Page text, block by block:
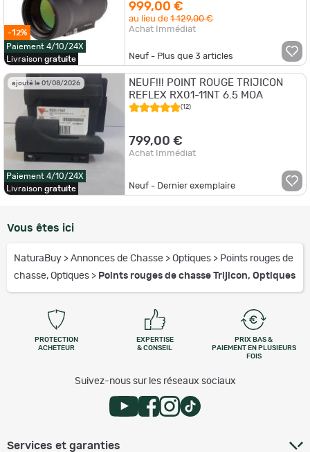
-12%
Paiement 4/10/24X
Livraison gratuite
999,00 €
au lieu de1 129,00 €
Achat Immédiat
Neuf - Plus que3 articles
ajouté le 01/08/2026
Paiement 4/10/24X
Livraison gratuite
NEUF!!! POINT ROUGE TRIJICON
REFLEX RX01-11NT 6.5 MOA
(12)
799,00 €
Achat Immédiat
Neuf - Dernier exemplaire
Vous êtes ici
NaturaBuy > Annonces de Chasse > Optiques > Points rouges de
chasse, Optiques > Points rouges de chasse Trijicon, Optiques
PROTECTION
ACHETEUR
EXPERTISE
& CONSEIL
PRIX BAS &
PAIEMENT EN PLUSIEURS
FOIS
Suivez-nous sur les réseaux sociaux
Services et garanties